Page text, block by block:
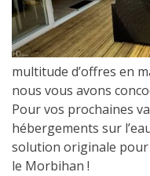
multitude d’offres en
nous vous avons
Pour vos prochaines
hébergements sur
solution originale pour
le Morbihan !